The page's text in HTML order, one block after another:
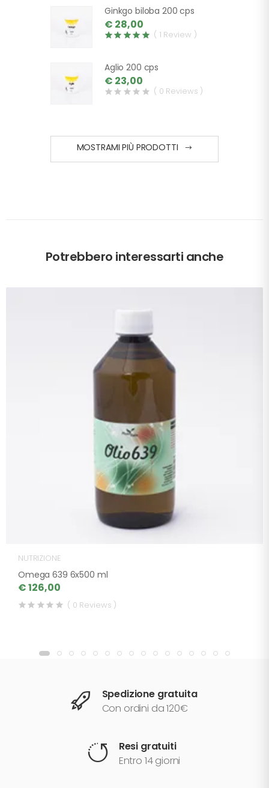
Ginkgo biloba 200 cps
€ 28,00
( 1 Review )
Aglio 200 cps
€ 23,00
( 0 Reviews )
MOSTRAMI PIÙ PRODOTTI
Potrebbero interessarti anche
NUTRIZIONE
Omega 639 6x500 ml
€ 126,00
( 0 Reviews )
Spedizione gratuita
Con ordini da 120€
Resi gratuiti
Entro 14 giorni